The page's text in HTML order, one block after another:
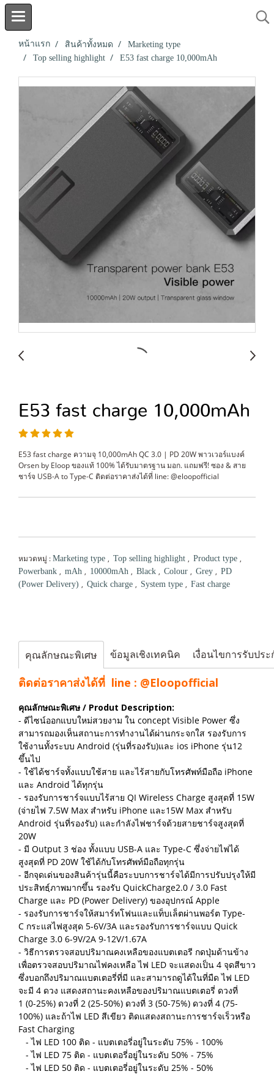
หน้าแรก สินค้าทั้งหมด
Marketing type
Top selling highlight
E53 fast charge 10,000mAh
E53 fast charge 10,000mAh
E53 fast charge ความจุ 10,000mAh QC 3.0 | PD 20W พาวเวอร์แบงค์
Orsen by Eloop ของแท้ 100% ได้รับมาตรฐาน มอก. แถมฟรี! ซอง & สาย
ชาร์จ USB-A to Type-C ติดต่อราคาส่งได้ที่ line: @eloopofficial
หมวดหมู่ : Marketing type , Top selling highlight , Product type ,
Powerbank , mAh , 10000mAh , Black , Colour , Grey , PD
(Power Delivery) , Quick charge , System type , Fast charge
คุณลักษณะพิเศษ ข้อมูลเชิงเทคนิค เงื่อนไขการรับปร
ติดต่อราคาส่งได้ที่ line : @Eloopofficial
คุณลักษณะพิเศษ / Produt Description:
- ดีไซน์ออกแบบใหม่สวยงาม ใน concept Visible Power ซึ่ง
สามารถมองเห็นสถานะการทำงานได้ผ่านกระจกใส รองรับการ
ใช้งานทั้งระบบ Android (รุ่นที่รองรับ)และ ios iPhone รุ่น12
ขึ้นไป
- ใช้ได้ชาร์จทั้งแบบใช้สาย และไร้สายกับโทรศัพท์มือถือ iPhone
และ Android ได้ทุกรุ่น
- รองรับการชาร์จแบบไร้สาย QI Wireless Charge สูงสุดที่ 15W
(จ่ายไฟ 7.5W Max สำหรับ iPhone และ15W Max สำหรับ
Android รุ่นที่รองรับ) และกำลังไฟชาร์จด้วยสายชาร์จสูงสุดที่
20W
- มี Output 3 ช่อง ทั้งแบบ USB-A และ Type-C ซึ่งจ่ายไฟได้
สูงสุดที่ PD 20W ใช้ได้กับโทรศัพท์มือถือทุกรุ่น
- อีกจุดเด่นของสินค้ารุ่นนี้คือระบบการชาร์จได้มีการปรับปรุงให้มี
ประสิทธฺ์ภาพมากขึ้น รองรับ QuickCharge2.0 / 3.0 Fast
Charge และ PD (Power Delivery) ของอุปกรณ์ Apple
- รองรับการชาร์จให้สมาร์ทโฟนและแท็บเล็ตผ่านพอร์ต Type-
C กระแสไฟสูงสุด 5-6V/3A และรองรับการชาร์จแบบ Quick
Charge 3.0 6-9V/2A 9-12V/1.67A
- วิธีการตรวจสอบปริมาณคงเหลือของแบตเตอรี กดปุ่มด้านข้าง
เพื่อตรวจสอบปริมาณไฟคงเหลือ ไฟ LED จะแสดงเป็น 4 จุดสีขาว
ซึ่งบอกถึงปริมาณแบตเตอรี่ที่มี และสามารถดูได้ในที่มืด ไฟ LED
จะมี 4 ดวง แสดงสถานะคงเหลือของปริมาณแบตเตอรี่ ดวงที่
1 (0-25%) ดวงที่ 2 (25-50%) ดวงที่ 3 (50-75%) ดวงที่ 4 (75-
100%) และถ้าไฟ LED สีเขียว ติดแสดงสถานะการชาร์จเร็วหรือ
Fast Charging
- ไฟ LED 100 ติด - แบตเตอรี่อยู่ในระดับ 75% - 100%
- ไฟ LED 75 ติด - แบตเตอรี่อยู่ในระดับ 50% - 75%
- ไฟ LED 50 ติด - แบตเตอรี่อยู่ในระดับ 25% - 50%